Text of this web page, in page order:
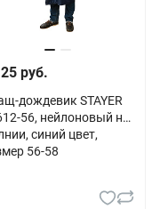
руб.
дождевик STAYER
56, нейлоновый на
синий цвет,
56-58